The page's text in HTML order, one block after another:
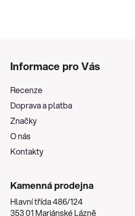
Informace pro Vás
Recenze
Doprava a platba
Značky
O nás
Kontakty
Kamenná prodejna
Hlavní třída 486/124
353 01 Mariánské Lázně